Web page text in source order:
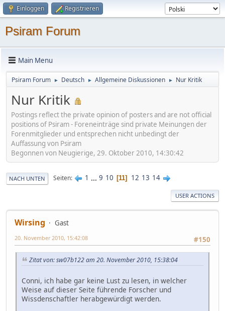
Einloggen Registrieren
Psiram Forum
Main Menu
Psiram Forum ► Deutsch ► Allgemeine Diskussionen ► Nur Kritik
Nur Kritik
Postings reflect the private opinion of posters and are not official
positions of Psiram - Foreneinträge sind private Meinungen der
Forenmitglieder und entsprechen nicht unbedingt der
Auffassung von Psiram
Begonnen von Neugierige, 29. Oktober 2010, 14:30:42
NACH UNTEN Seiten 1 ... 9 10 11 12 13 14
USER ACTIONS
Wirsing
Gast
#150
20. November 2010, 15:42:08
Zitat von: sw07b122 am 20. November 2010, 15:38:04
Conni, ich habe gar keine Lust zu lesen, in welcher
Weise auf dieser Seite führende Forscher und
Wissdenschaftler herabgewürdigt werden.